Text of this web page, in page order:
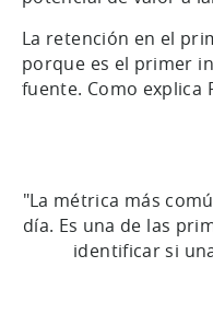
La retención en el
porque es el primer
fuente. Como explica
"La métrica más
día. Es una de las
identificar si